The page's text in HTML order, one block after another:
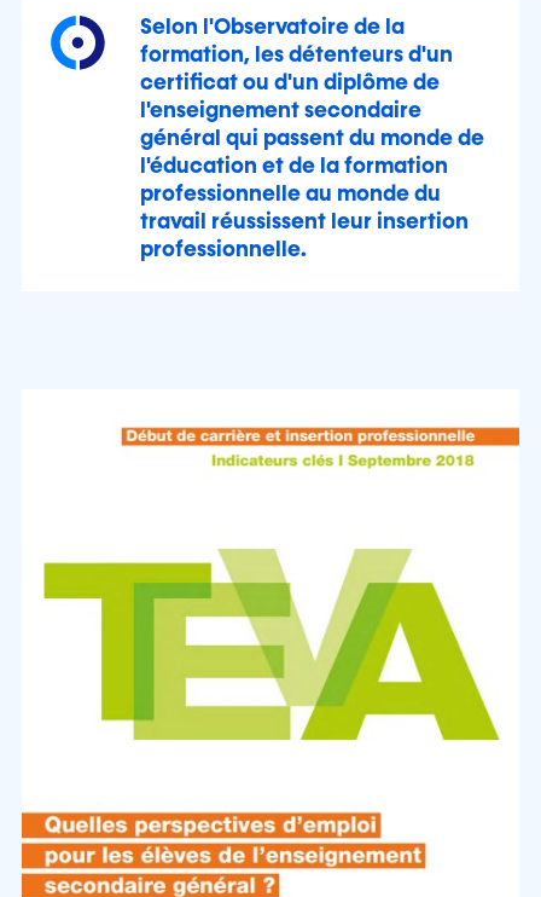
Selon l'Observatoire de la
formation, les détenteurs d'un
certificat ou d'un diplôme de
l'enseignement secondaire
général qui passent du monde de
l'éducation et de la formation
professionnelle au monde du
travail réussissent leur insertion
professionnelle.